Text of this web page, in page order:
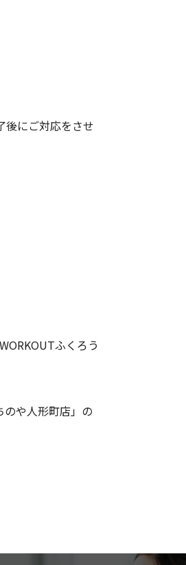
後にご対応をさせ
ふくろう
や人形町店」の